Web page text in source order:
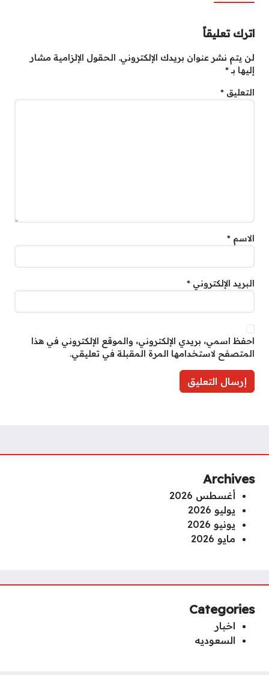
اترك تعليقاً
لن يتم نشر عنوان بريدك الإلكتروني. الحقول الإلزامية مشار
إليها بـ*
التعليق *
الاسم *
البريد الإلكتروني *
احفظ اسمي، بريدي الإلكتروني، والموقع الإلكتروني في هذا
المتصفح لاستخدامها المرة المقبلة في تعليقي.
Archives
أغسطس 2026
يوليو 2026
يونيو 2026
مايو 2026
Categories
اخبار
السعوديه